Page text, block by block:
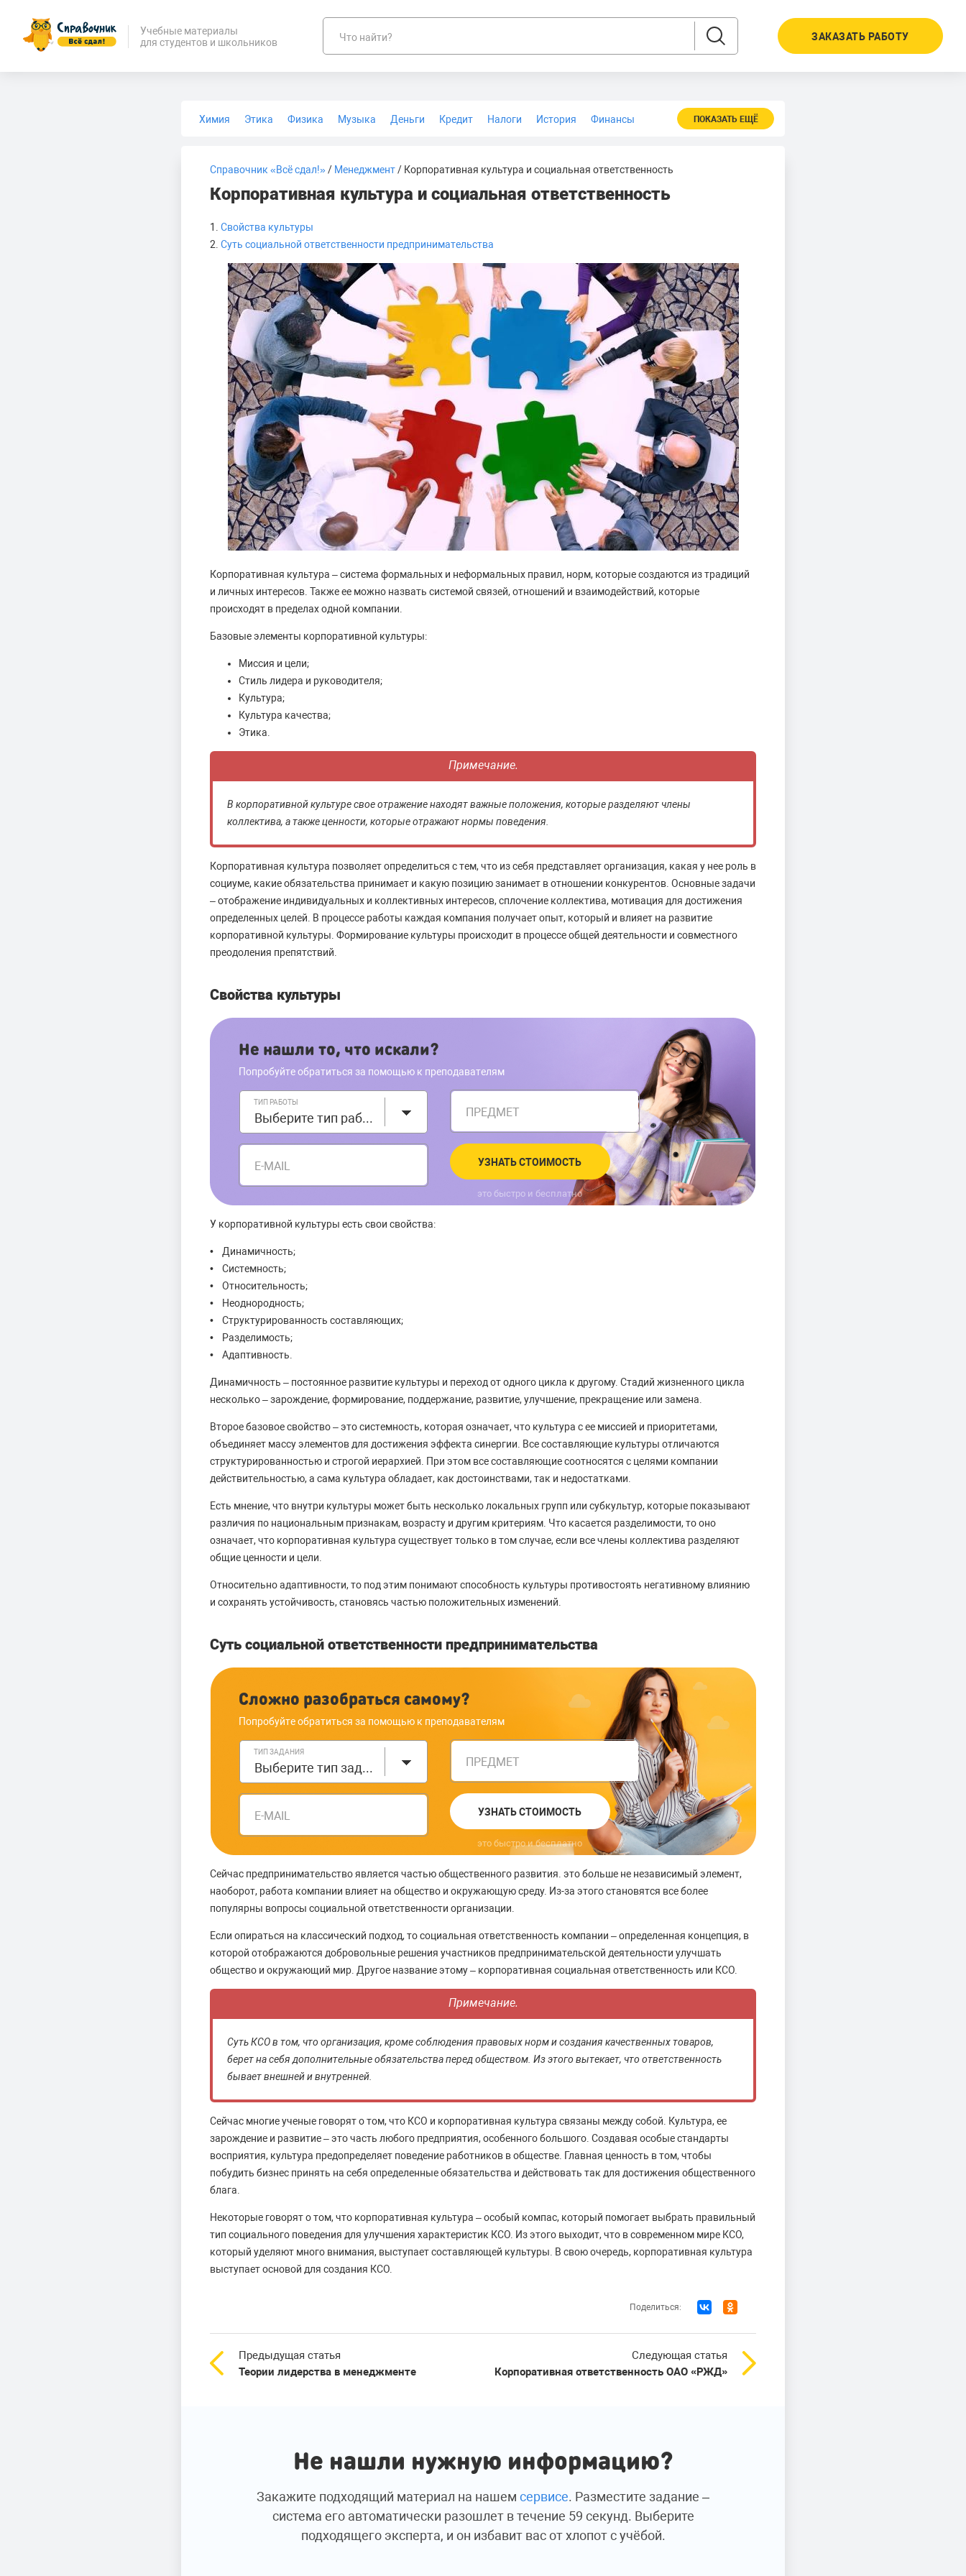
Учебные материалы
для студентов и школьников
Что найти? ЗАКАЗАТЬ РАБОТУ
Химия Этика Физика Музыка Деньги Кредит Налоги История
Финансы
ПОКАЗАТЬ ЕЩЁ
Справочник «Всё сдал!»/ Менеджмент/ Корпоративная культура и социальная ответственность
Корпоративная культура и социальная ответственность
1. Свойства культуры
2. Суть социальной ответственности предпринимательства
Корпоративная культура – система формальных и неформальных правил, норм, которые создаются из традиций
и личных интересов. Также ее можно назвать системой связей, отношений и взаимодействий, которые
происходят в пределах одной компании.
Базовые элементы корпоративной культуры:
Миссия и цели;
Стиль лидера и руководителя;
Культура;
Культура качества;
Этика.
Примечание.
В корпоративной культуре свое отражение находят важные положения, которые разделяют члены
коллектива, а также ценности, которые отражают нормы поведения.
Корпоративная культура позволяет определиться с тем, что из себя представляет организация, какая у нее роль в
социуме, какие обязательства принимает и какую позицию занимает в отношении конкурентов. Основные задачи
– отображение индивидуальных и коллективных интересов, сплочение коллектива, мотивация для достижения
определенных целей. В процессе работы каждая компания получает опыт, который и влияет на развитие
корпоративной культуры. Формирование культуры происходит в процессе общей деятельности и совместного
преодоления препятствий.
Свойства культуры
Не нашли то, что искали?
Попробуйте обратиться за помощью к преподавателям
ТИП РАБОТЫ
Выберите тип работы ПРЕДМЕТ
E-MAIL УЗНАТЬ СТОИМОСТЬ
это быстро и бесплатно
У корпоративной культуры есть свои свойства:
• Динамичность;
• Системность;
• Относительность;
• Неоднородность;
• Структурированность составляющих;
• Разделимость;
• Адаптивность.
Динамичность – постоянное развитие культуры и переход от одного цикла к другому. Стадий жизненного цикла
несколько – зарождение, формирование, поддержание, развитие, улучшение, прекращение или замена.
Второе базовое свойство – это системность, которая означает, что культура с ее миссией и приоритетами,
объединяет массу элементов для достижения эффекта синергии. Все составляющие культуры отличаются
структурированностью и строгой иерархией. При этом все составляющие соотносятся с целями компании
действительностью, а сама культура обладает, как достоинствами, так и недостатками.
Есть мнение, что внутри культуры может быть несколько локальных групп или субкультур, которые показывают
различия по национальным признакам, возрасту и другим критериям. Что касается разделимости, то оно
означает, что корпоративная культура существует только в том случае, если все члены коллектива разделяют
общие ценности и цели.
Относительно адаптивности, то под этим понимают способность культуры противостоять негативному влиянию
и сохранять устойчивость, становясь частью положительных изменений.
Суть социальной ответственности предпринимательства
Сложно разобраться самому?
Попробуйте обратиться за помощью к преподавателям
ТИП ЗАДАНИЯ
Выберите тип задания ПРЕДМЕТ
E-MAIL УЗНАТЬ СТОИМОСТЬ
это быстро и бесплатно
Сейчас предпринимательство является частью общественного развития. это больше не независимый элемент,
наоборот, работа компании влияет на общество и окружающую среду. Из-за этого становятся все более
популярны вопросы социальной ответственности организации.
Если опираться на классический подход, то социальная ответственность компании – определенная концепция, в
которой отображаются добровольные решения участников предпринимательской деятельности улучшать
общество и окружающий мир. Другое название этому – корпоративная социальная ответственность или КСО.
Примечание.
Суть КСО в том, что организация, кроме соблюдения правовых норм и создания качественных товаров,
берет на себя дополнительные обязательства перед обществом. Из этого вытекает, что ответственность
бывает внешней и внутренней.
Сейчас многие ученые говорят о том, что КСО и корпоративная культура связаны между собой. Культура, ее
зарождение и развитие – это часть любого предприятия, особенного большого. Создавая особые стандарты
восприятия, культура предопределяет поведение работников в обществе. Главная ценность в том, чтобы
побудить бизнес принять на себя определенные обязательства и действовать так для достижения общественного
блага.
Некоторые говорят о том, что корпоративная культура – особый компас, который помогает выбрать правильный
тип социального поведения для улучшения характеристик КСО. Из этого выходит, что в современном мире КСО,
который уделяют много внимания, выступает составляющей культуры. В свою очередь, корпоративная культура
выступает основой для создания КСО.
Поделиться:
Предыдущая статья
Теории лидерства в менеджменте
Следующая статья
Корпоративная ответственность ОАО «РЖД»
Не нашли нужную информацию?
Закажите подходящий материал на нашем сервисе. Разместите задание –
система его автоматически разошлет в течение 59 секунд. Выберите
подходящего эксперта, и он избавит вас от хлопот с учёбой.